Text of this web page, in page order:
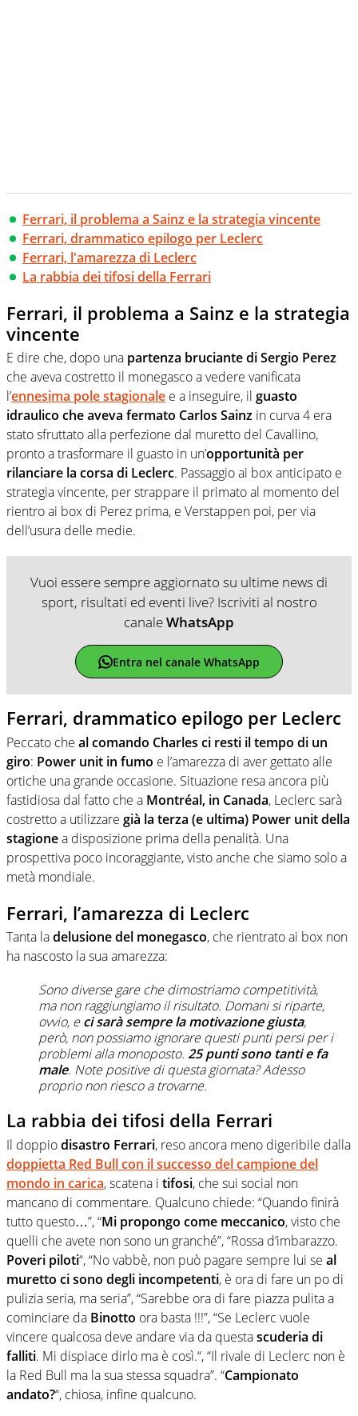
Ferrari, il problema a Sainz e la strategia vincente
Ferrari, drammatico epilogo per Leclerc
Ferrari, l'amarezza di Leclerc
La rabbia dei tifosi della Ferrari
Ferrari, il problema a Sainz e la strategia
vincente
E dire che, dopo una partenza bruciante di Sergio Perez
che aveva costretto il monegasco a vedere vanificata
l’ennesima pole stagionale e a inseguire, il guasto
idraulico che aveva fermato Carlos Sainz in curva 4 era
stato sfruttato alla perfezione dal muretto del Cavallino,
pronto a trasformare il guasto in un’opportunità per
rilanciare la corsa di Leclerc. Passaggio ai box anticipato e
strategia vincente, per strappare il primato al momento del
rientro ai box di Perez prima, e Verstappen poi, per via
dell’usura delle medie.
Vuoi essere sempre aggiornato su ultime news di
sport, risultati ed eventi live? Iscriviti al nostro
canaleWhatsApp
Entra nel canale WhatsApp
Ferrari, drammatico epilogo per Leclerc
Peccato che al comando Charles ci resti il tempo di un
giro: Power unit in fumo e l’amarezza di aver gettato alle
ortiche una grande occasione. Situazione resa ancora più
fastidiosa dal fatto che a Montréal, in Canada, Leclerc sarà
costretto a utilizzare già la terza (e ultima) Power unit della
stagionea disposizione prima della penalità. Una
prospettiva poco incoraggiante, visto anche che siamo solo a
metà mondiale.
Ferrari, l’amarezza di Leclerc
Tanta ladelusione del monegasco, che rientrato ai box non
ha nascosto la sua amarezza:
Sono diverse gare che dimostriamo competitività,
ma non raggiungiamo il risultato. Domani si riparte,
ovvio, eci sarà sempre la motivazione giusta,
però, non possiamo ignorare questi punti persi per i
problemi alla monoposto. 25 punti sono tanti e fa
male. Note positive di questa giornata? Adesso
proprio non riesco a trovarne.
La rabbia dei tifosi della Ferrari
Il doppiodisastro Ferrari, reso ancora meno digeribile dalla
doppietta Red Bull con il successo del campione del
mondo in carica, scatena i tifosi, che sui social non
mancano di commentare. Qualcuno chiede: “Quando finirà
tutto questo…”, “Mi propongo come meccanico, visto che
quelli che avete non sono un granché”, “Rossa d’imbarazzo.
Poveri piloti“, “No vabbè, non può pagare sempre lui se al
muretto ci sono degli incompetenti, è ora di fare un po di
pulizia seria, ma seria”, “Sarebbe ora di fare piazza pulita a
cominciare da Binotto ora basta !!!”,“Se Leclerc vuole
vincere qualcosa deve andare via da questascuderia di
falliti. Mi dispiace dirlo ma è così.“, “Il rivale di Leclerc non è
la Red Bull ma la sua stessa squadra”. “Campionato
andato?“, chiosa, infine qualcuno.